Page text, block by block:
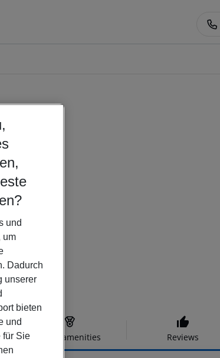
Hotel amenities Reviews
und
um
Dadurch
unserer
bieten
und
für Sie